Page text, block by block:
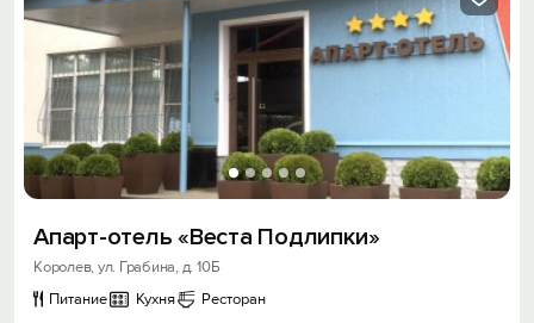
Апарт-отель «Веста Подлипки»
Королев, ул. Грабина, д. 10Б
Питание
Кухня Ресторан